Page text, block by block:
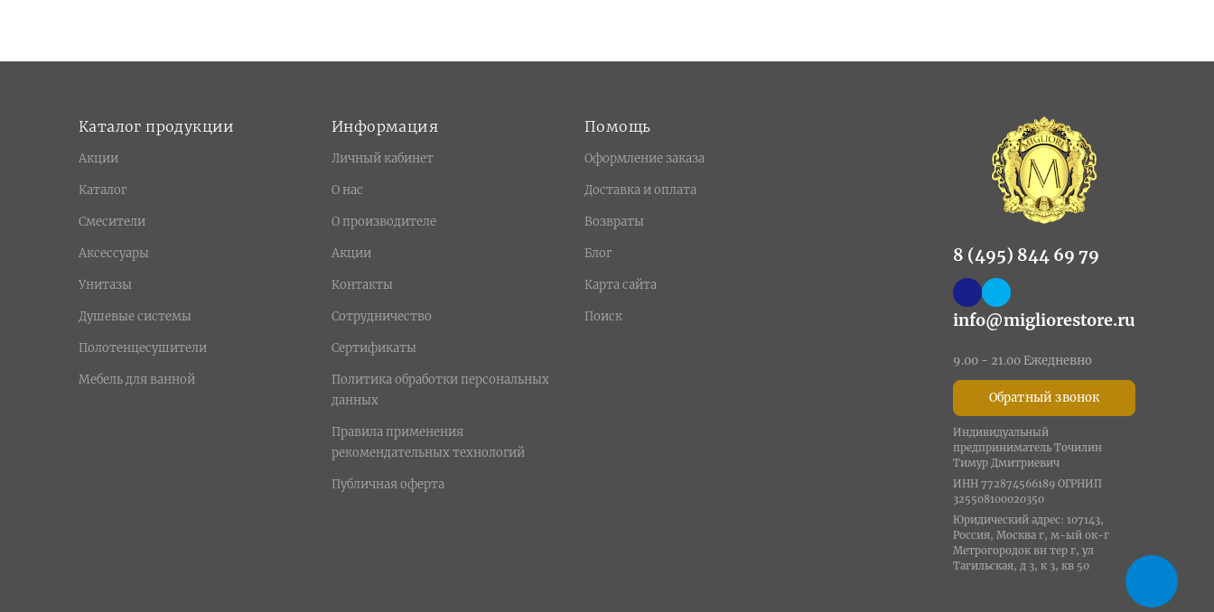
Каталог продукции
Акции
Каталог
Смесители
Аксессуары
Унитазы
Душевые системы
Полотенцесушители
Мебель для ванной
Информация
Личный кабинет
О нас
О производителе
Акции
Контакты
Сотрудничество
Сертификаты
Политика обработки персональных
данных
Правила применения
рекомендательных технологий
Публичная оферта
Помощь
Оформление заказа
Доставка и оплата
Возвраты
Блог
Карта сайта
Поиск
8 (495) 844 69 79
info@migliorestore.ru
9.00 - 21.00 Ежедневно
Обратный звонок
Индивидуальный
предприниматель Точилин
Тимур Дмитриевич
ИНН 772874566189 ОГРНИП
325508100020350
Юридический адрес: 107143,
Россия, Москва г, м-ый ок-г
Метрогородок вн тер г, ул
Тагильская, д 3, к 3, кв 50